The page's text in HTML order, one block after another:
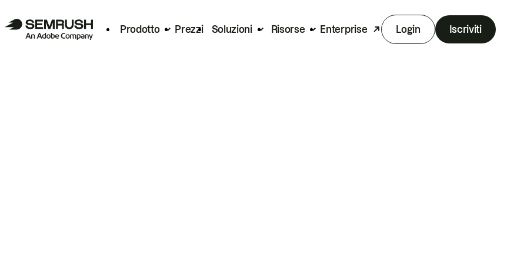
Prodotto Prezzi Soluzioni Risorse Enterprise Login Iscriviti